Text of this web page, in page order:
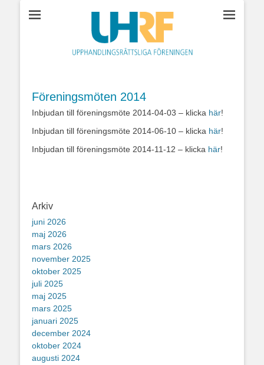
Föreningsmöten 2014
Inbjudan till föreningsmöte 2014-04-03 – klicka här!
Inbjudan till föreningsmöte 2014-06-10 – klicka här!
Inbjudan till föreningsmöte 2014-11-12 – klicka här!
Arkiv
juni 2026
maj 2026
mars 2026
november 2025
oktober 2025
juli 2025
maj 2025
mars 2025
januari 2025
december 2024
oktober 2024
augusti 2024